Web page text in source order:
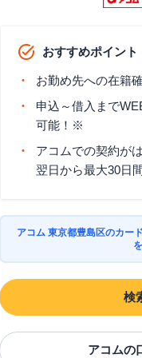
おすすめポイント
お勤め先への在籍
申込～借入まで
可能！※
アコムでの契約が
翌日から最大30日
アコム 東京都豊島区のカー
検
アコムの